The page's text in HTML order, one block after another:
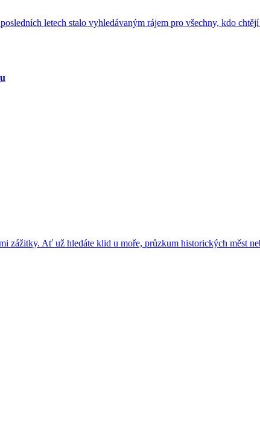
letech stalo vyhledávaným rájem pro všechny, kdo
zážitky. Ať už hledáte klid u moře, průzkum historických měst